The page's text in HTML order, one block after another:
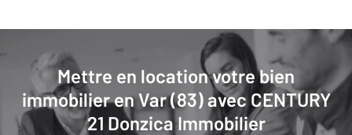
Mettre en location votre bien
immobilier en Var (83) avec CENTURY
21 Donzica Immobilier
Agence immobilière
Faites estimer gratuitement votre
bien en location